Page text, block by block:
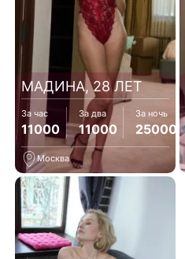
МАДИНА, 28 ЛЕТ
За час
11000
За два
11000
За ночь
25000
Москва